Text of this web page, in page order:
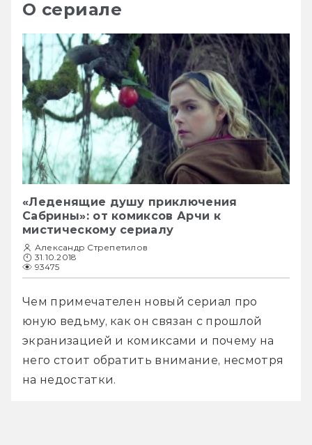
О сериале
«Леденящие душу приключения
Сабрины»: от комиксов Арчи к
мистическому сериалу
Александр Стрепетилов
31.10.2018
93475
Чем примечателен новый сериал про
юную ведьму, как он связан с прошлой
экранизацией и комиксами и почему на
него стоит обратить внимание, несмотря
на недостатки.